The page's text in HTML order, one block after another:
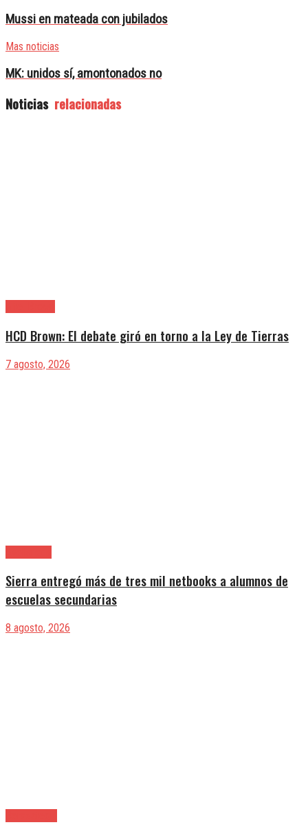
Mussi en mateada con jubilados
Mas noticias
MK: unidos sí, amontonados no
Noticias relacionadas
HCD Brown: El debate giró en torno a la Ley de Tierras
7 agosto, 2026
Sierra entregó más de tres mil netbooks a alumnos de
escuelas secundarias
8 agosto, 2026